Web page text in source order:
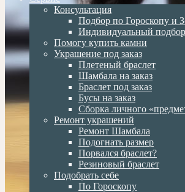
Консультация
Подбор по Гороскопу и
Индивидуальный подбор
Помогу купить камни
Украшение под заказ
Плетеный браслет
Шамбала на заказ
Браслет под заказ
Бусы на заказ
Сборка личного
Ремонт украшений
Ремонт Шамбала
Подогнать размер
Порвался браслет?
Резиновый браслет
Подобрать себе
По Гороскопу